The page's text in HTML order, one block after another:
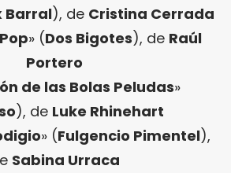
Barral), de Cristina Cerrada
» (Dos Bigotes), de Raúl
Portero
de las Bolas Peludas»
), de Luke Rhinehart
» (Fulgencio Pimentel),
Sabina Urraca